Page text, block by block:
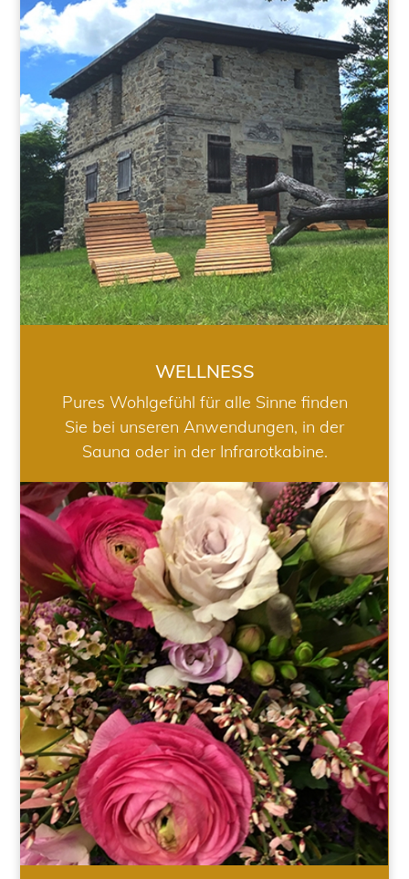
WELLNESS
WELLNESS
Pures Wohlgefühl für alle Sinne finden
Sie bei unseren Anwendungen, in der
Sauna oder in der Infrarotkabine.
HOCHZEIT